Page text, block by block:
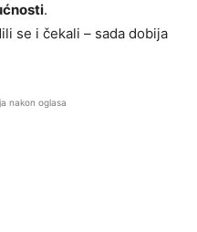
.
se i čekali – sada dobija
nakon oglasa